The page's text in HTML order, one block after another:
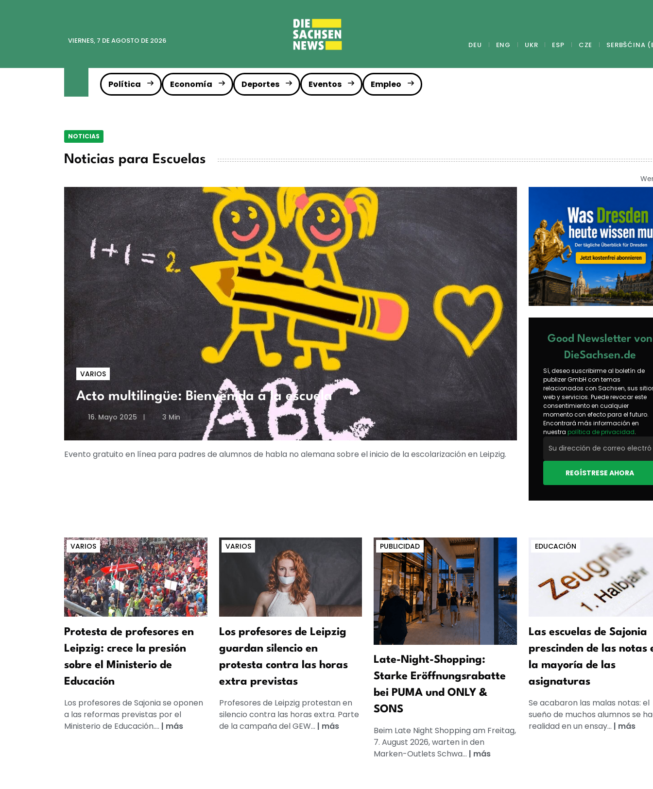
VIERNES, 7 DE AGOSTO DE 2026 DEU ENG UKR ESP CZE SERBŠĆINA
Política Economía Deportes Eventos Empleo
NOTICIAS
Noticias para Escuelas
VARIOS
Acto multilingüe: Bienvenida a la escuela
16. Mayo 2025 3 Min
Evento gratuito en línea para padres de alumnos de habla no alemana sobre el inicio de la escolarización en Leipzig.
Good Newsletter von
DieSachsen.de
Sí, deseo suscribirme al boletín de
publizer GmbH con temas
relacionados con Sachsen, sus
web y servicios. Puede revocar este
consentimiento en cualquier
momento con efecto para el futuro.
Encontrará más información en
nuestra política de privacidad.
REGÍSTRESE AHORA
VARIOS
Protesta de profesores en
Leipzig: crece la presión
sobre el Ministerio de
Educación
Los profesores de Sajonia se oponen
a las reformas previstas por el
Ministerio de Educación.... | más
VARIOS
Los profesores de Leipzig
guardan silencio en
protesta contra las horas
extra previstas
Profesores de Leipzig protestan en
silencio contra las horas extra. Parte
de la campaña del GEW... | más
PUBLICIDAD
Late-Night-Shopping:
Starke Eröffnungsrabatte
bei PUMA und ONLY &
SONS
Beim Late Night Shopping am Freitag,
7. August 2026, warten in den
Marken-Outlets Schwa... | más
EDUCACIÓN
Las escuelas de Sajonia
prescinden de las notas
la mayoría de las
asignaturas
Se acabaron las malas notas: el
sueño de muchos alumnos se
realidad en un ensay... | más